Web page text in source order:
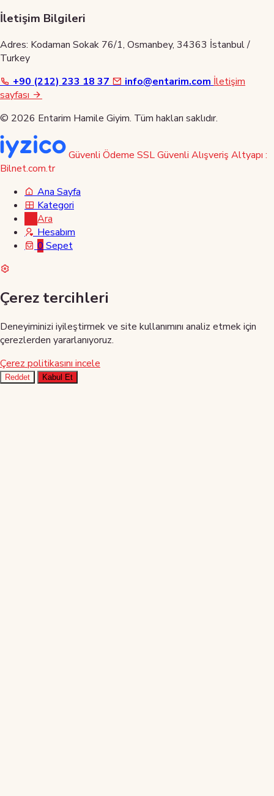
İletişim Bilgileri
Adres: Kodaman Sokak 76/1, Osmanbey, 34363 İstanbul /
Turkey
+90 (212) 233 18 37
info@entarim.com İletişim
sayfası
© 2026 Entarim Hamile Giyim. Tüm hakları saklıdır.
Güvenli Ödeme SSL Güvenli Alışveriş Altyapı :
Bilnet.com.tr
Ana Sayfa
Kategori
Ara
Hesabım
0 Sepet
Çerez tercihleri
Deneyiminizi iyileştirmek ve site kullanımını analiz etmek için
çerezlerden yararlanıyoruz.
Çerez politikasını incele
Reddet Kabul Et